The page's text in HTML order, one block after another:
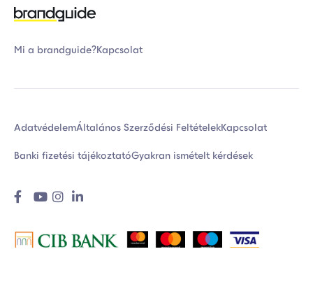
Mi a brandguide?Kapcsolat
AdatvédelemÁltalános Szerződési FeltételekKapcsolat
Banki fizetési tájékoztatóGyakran ismételt kérdések